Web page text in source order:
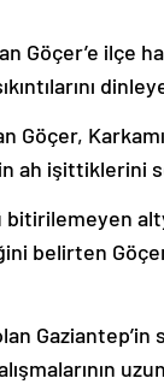
ilçe
ah işittiklerini
belirten
Gaziantep’in